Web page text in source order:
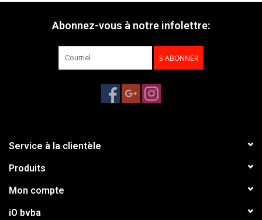
Abonnez-vous à notre infolettre:
S'ABONNER
Service à la clientèle
Produits
Mon compte
iO bvba